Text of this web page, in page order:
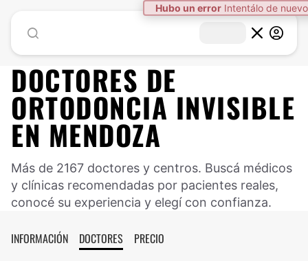
Hubo un error Intentálo de nuevo
DOCTORES DE
ORTODONCIA INVISIBLE
EN MENDOZA
Más de 2167 doctores y centros. Buscá médicos
y clínicas recomendadas por pacientes reales,
conocé su experiencia y elegí con confianza.
INFORMACIÓN DOCTORES PRECIO